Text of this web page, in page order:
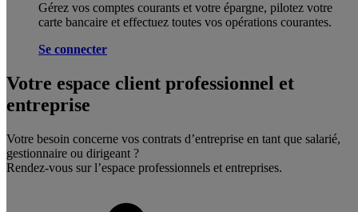
Gérez vos comptes courants et votre épargne, pilotez votre
carte bancaire et effectuez toutes vos opérations courantes.
Se connecter
Votre espace client professionnel et
entreprise
Votre besoin concerne vos contrats d’entreprise en tant que salarié,
gestionnaire ou dirigeant ?
Rendez-vous sur l’espace professionnels et entreprises.